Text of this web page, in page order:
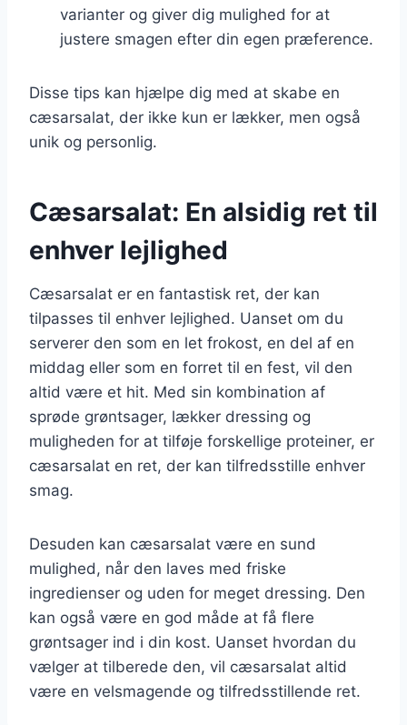
varianter og giver dig mulighed for at
justere smagen efter din egen præference.
Disse tips kan hjælpe dig med at skabe en
cæsarsalat, der ikke kun er lækker, men også
unik og personlig.
Cæsarsalat: En alsidig ret til
enhver lejlighed
Cæsarsalat er en fantastisk ret, der kan
tilpasses til enhver lejlighed. Uanset om du
serverer den som en let frokost, en del af en
middag eller som en forret til en fest, vil den
altid være et hit. Med sin kombination af
sprøde grøntsager, lækker dressing og
muligheden for at tilføje forskellige proteiner, er
cæsarsalat en ret, der kan tilfredsstille enhver
smag.
Desuden kan cæsarsalat være en sund
mulighed, når den laves med friske
ingredienser og uden for meget dressing. Den
kan også være en god måde at få flere
grøntsager ind i din kost. Uanset hvordan du
vælger at tilberede den, vil cæsarsalat altid
være en velsmagende og tilfredsstillende ret.